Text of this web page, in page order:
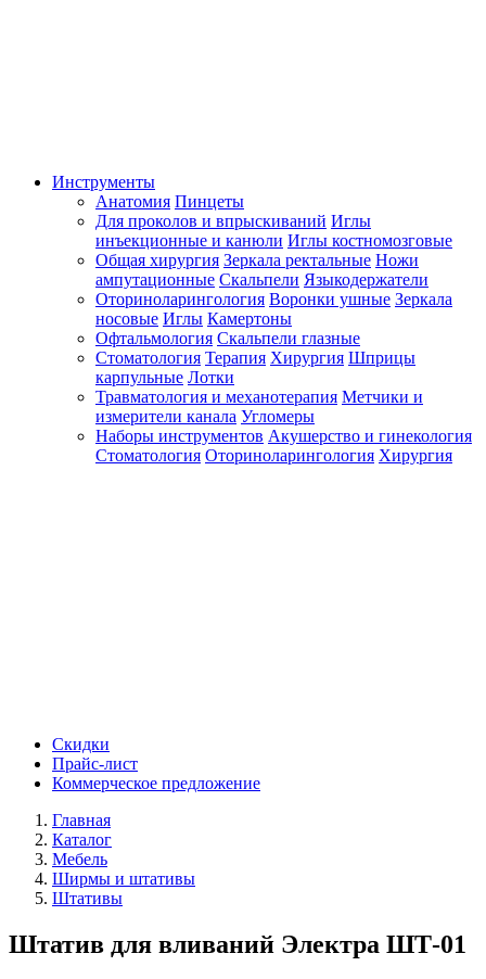
Инструменты
Анатомия Пинцеты
Для проколов и впрыскиваний Иглы
инъекционные и канюли Иглы костномозговые
Общая хирургия Зеркала ректальные Ножи
ампутационные Скальпели Языкодержатели
Оториноларингология Воронки ушные Зеркала
носовые Иглы Камертоны
Офтальмология Скальпели глазные
Стоматология Терапия Хирургия Шприцы
карпульные Лотки
Травматология и механотерапия Метчики и
измерители канала Угломеры
Наборы инструментов Акушерство и гинекология
Стоматология Оториноларингология Хирургия
Скидки
Прайс-лист
Коммерческое предложение
Главная
Каталог
Мебель
Ширмы и штативы
Штативы
Штатив для вливаний Электра ШТ-01